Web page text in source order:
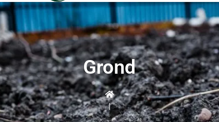
Grond
|